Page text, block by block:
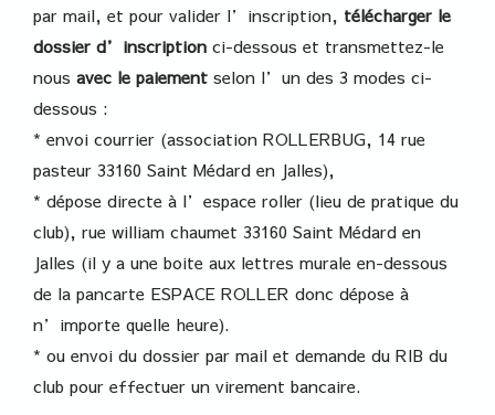
par mail, et pour valider l’inscription, télécharger le
dossier d’inscription ci-dessous et transmettez-le
nous avec le paiement selon l’un des 3 modes ci-
dessous :
* envoi courrier (association ROLLERBUG, 14 rue
pasteur 33160 Saint Médard en Jalles),
* dépose directe à l’espace roller (lieu de pratique du
club), rue william chaumet 33160 Saint Médard en
Jalles (il y a une boite aux lettres murale en-dessous
de la pancarte ESPACE ROLLER donc dépose à
n’importe quelle heure).
* ou envoi du dossier par mail et demande du RIB du
club pour effectuer un virement bancaire.